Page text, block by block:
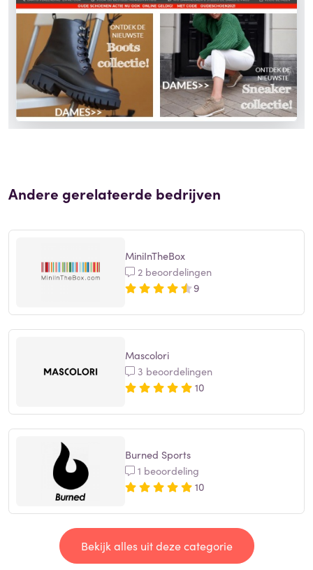
Andere gerelateerde bedrijven
MiniInTheBox
2 beoordelingen
9
Mascolori
3 beoordelingen
10
Burned Sports
1 beoordeling
10
Bekijk alles uit deze categorie